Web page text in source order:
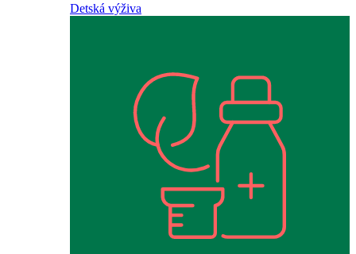
Detská výživa